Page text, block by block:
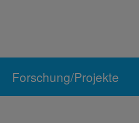
Forschung/Projekte